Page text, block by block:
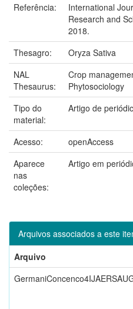
Referência:
International
Research and
2018.
Thesagro:
Oryza Sativa
NAL
Thesaurus:
Crop
Phytosociology
Tipo do
material:
Artigo de
Acesso:
openAccess
Aparece
nas
coleções:
Artigo em
Arquivos associados a este
Arquivo